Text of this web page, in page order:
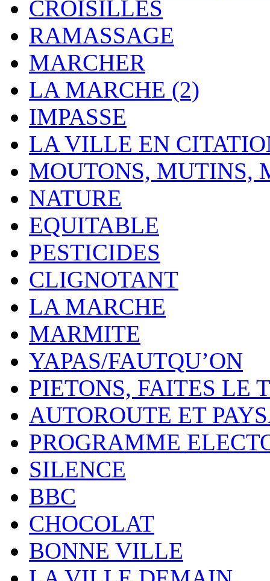
CROISILLES
RAMASSAGE
MARCHER
LA MARCHE (2)
IMPASSE
LA VILLE EN
MOUTONS, MUTINS,
NATURE
EQUITABLE
PESTICIDES
CLIGNOTANT
LA MARCHE
MARMITE
YAPAS/FAUTQU’ON
PIETONS, FAITES LE
AUTOROUTE ET
PROGRAMME
SILENCE
BBC
CHOCOLAT
BONNE VILLE